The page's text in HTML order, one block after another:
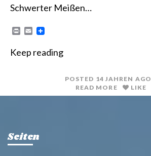
Schwerter Meißen…
n
E
i
Keep reading
POSTED 14 JAHREN AGO
READ MORE
LIKE
Seiten